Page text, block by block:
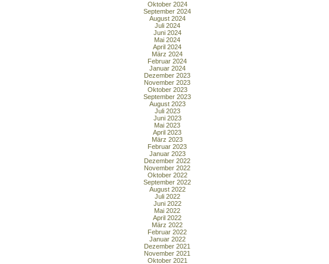
Oktober 2024
September 2024
August 2024
Juli 2024
Juni 2024
Mai 2024
April 2024
März 2024
Februar 2024
Januar 2024
Dezember 2023
November 2023
Oktober 2023
September 2023
August 2023
Juli 2023
Juni 2023
Mai 2023
April 2023
März 2023
Februar 2023
Januar 2023
Dezember 2022
November 2022
Oktober 2022
September 2022
August 2022
Juli 2022
Juni 2022
Mai 2022
April 2022
März 2022
Februar 2022
Januar 2022
Dezember 2021
November 2021
Oktober 2021